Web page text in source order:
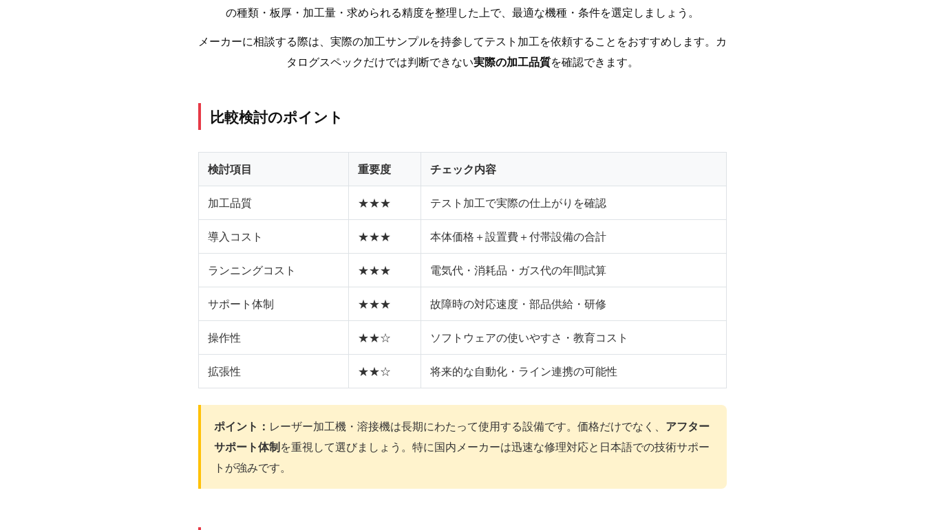
の種類・板厚・加工量・求められる精度を整理した上で、最適な機種・条件を選定しましょう。
メーカーに相談する際は、実際の加工サンプルを持参してテスト加工を依頼することをおすすめします。カ
タログスペックだけでは判断できない実際の加工品質を確認できます。
比較検討のポイント
検討項目 重要度 チェック内容
加工品質 ★★★ テスト加工で実際の仕上がりを確認
導入コスト ★★★ 本体価格＋設置費＋付帯設備の合計
ランニングコスト ★★★ 電気代・消耗品・ガス代の年間試算
サポート体制 ★★★ 故障時の対応速度・部品供給・研修
操作性 ★★☆ ソフトウェアの使いやすさ・教育コスト
拡張性 ★★☆ 将来的な自動化・ライン連携の可能性
ポイント： レーザー加工機・溶接機は長期にわたって使用する設備です。価格だけでなく、 アフター
サポート体制を重視して選びましょう。特に国内メーカーは迅速な修理対応と日本語での技術サポー
トが強みです。